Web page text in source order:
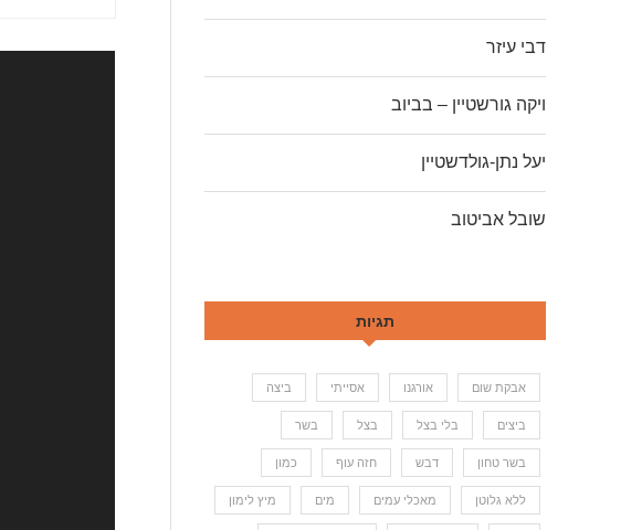
דבי עיזר
ויקה גורשטיין – בביוב
יעל נתן-גולדשטיין
שובל אביטוב
תגיות
אבקת שום אורגנו אסייתי ביצה
ביצים בלי בצל בצל בשר
בשר טחון דבש חזה עוף כמון
ללא גלוטן מאכלי עמים מים מיץ לימון